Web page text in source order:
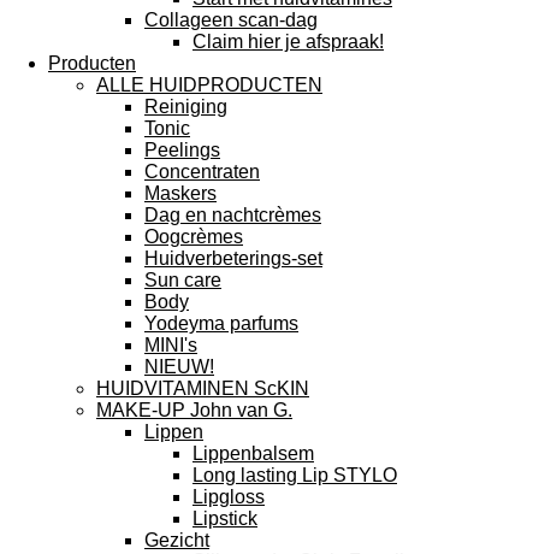
Collageen scan-dag
Claim hier je afspraak!
Producten
ALLE HUIDPRODUCTEN
Reiniging
Tonic
Peelings
Concentraten
Maskers
Dag en nachtcrèmes
Oogcrèmes
Huidverbeterings-set
Sun care
Body
Yodeyma parfums
MINI's
NIEUW!
HUIDVITAMINEN ScKIN
MAKE-UP John van G.
Lippen
Lippenbalsem
Long lasting Lip STYLO
Lipgloss
Lipstick
Gezicht